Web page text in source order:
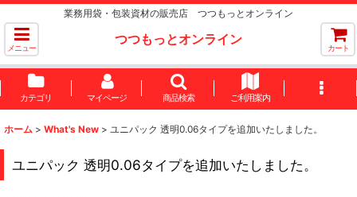
業務用袋・包装資材の販売店 つつもっとオンライン
メニュー
つつもっとオンライン
カート
カテゴリ マイページ 商品検索 ご利用案内
ホーム > What's New > ユニパック 透明0.06タイプを追加いたしました。
ユニパック 透明0.06タイプを追加いたしました。